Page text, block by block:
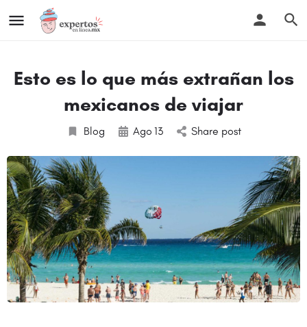
Esto es lo que más extrañan los
mexicanos de viajar
Blog Ago 13 Share post